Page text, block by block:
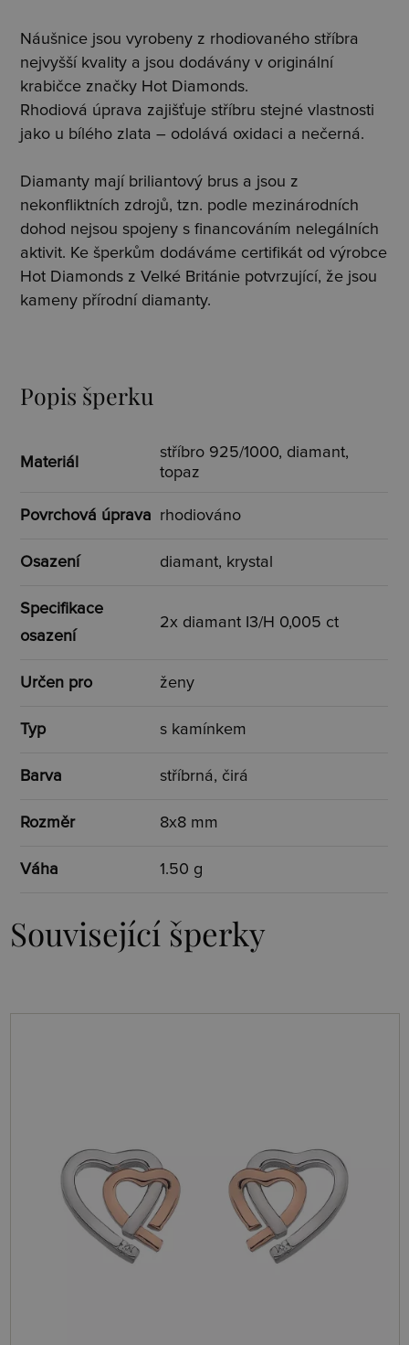
Náušnice jsou vyrobeny z rhodiovaného stříbra
nejvyšší kvality a jsou dodávány v originální
krabičce značky Hot Diamonds.
Rhodiová úprava zajišťuje stříbru stejné vlastnosti
jako u bílého zlata – odolává oxidaci a nečerná.
Diamanty mají briliantový brus a jsou z
nekonfliktních zdrojů, tzn. podle mezinárodních
dohod nejsou spojeny s financováním nelegálních
aktivit. Ke šperkům dodáváme certifikát od výrobce
Hot Diamonds z Velké Británie potvrzující, že jsou
kameny přírodní diamanty.
Popis šperku
Materiál
stříbro 925/1000, diamant,
topaz
Povrchová úprava rhodiováno
Osazení diamant, krystal
Specifikace
osazení
2x diamant I3/H 0,005 ct
Určen pro ženy
Typ s kamínkem
Barva stříbrná, čirá
Rozměr 8x8 mm
Váha 1.50 g
Související šperky